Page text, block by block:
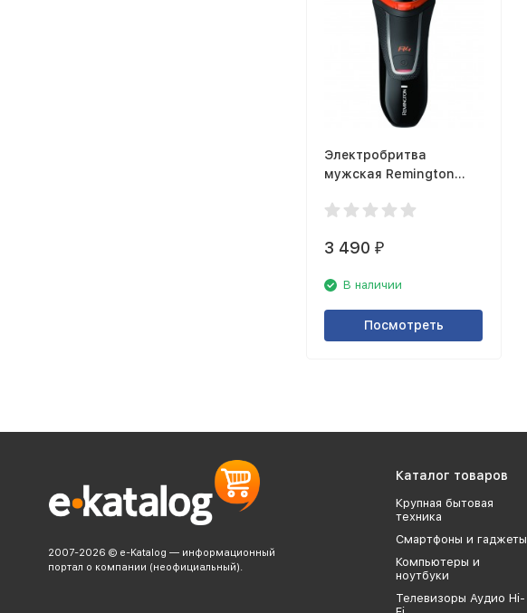
Электробритва
мужская Remington
3 490 ₽
В наличии
Посмотреть
2007-2026 © e-Katalog — информационный
портал о компании (неофициальный).
Каталог товаров
Крупная бытовая
техника
Смартфоны и гаджеты
Компьютеры и
ноутбуки
Телевизоры Аудио Hi-